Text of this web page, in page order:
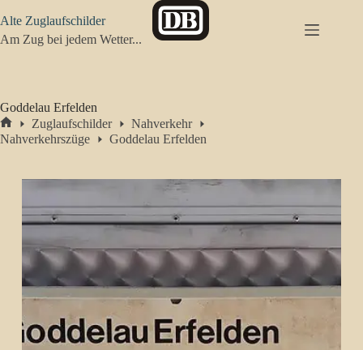
Inhalt
springen
Alte Zuglaufschilder
Am Zug bei jedem Wetter...
Goddelau Erfelden
Start
Zuglaufschilder
Nahverkehr
Nahverkehrszüge
Goddelau Erfelden